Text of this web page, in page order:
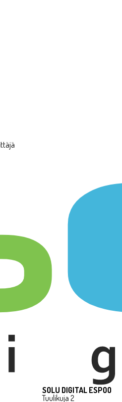
SOLU DIGITAL ESPOO
Tuulikuja 2